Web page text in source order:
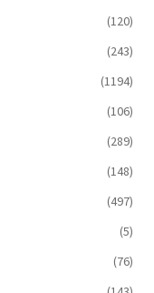
(120)
(243)
(1194)
(106)
(289)
(148)
(497)
(5)
(76)